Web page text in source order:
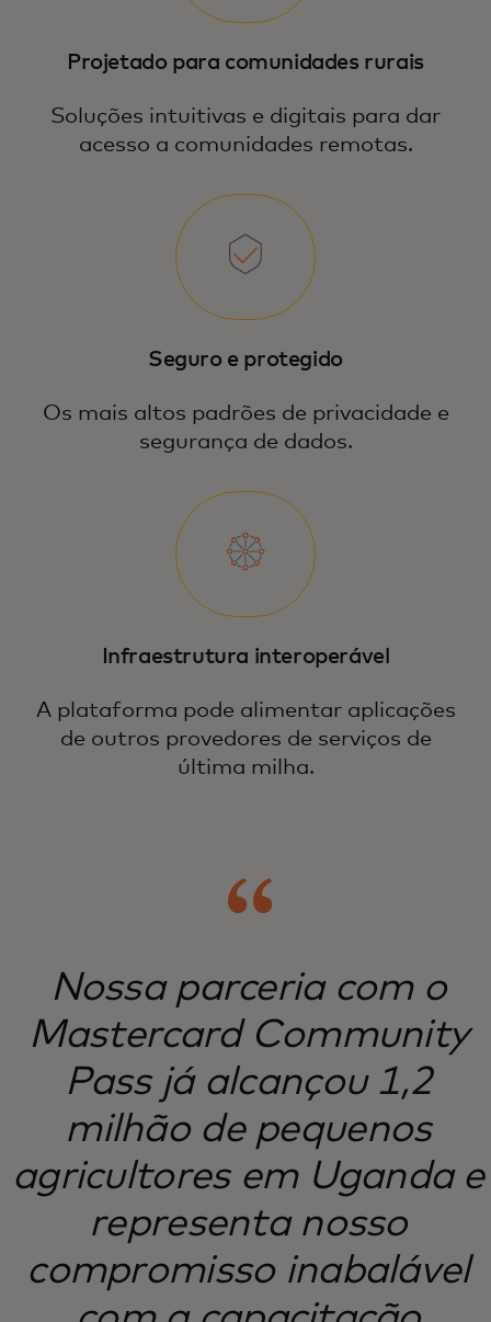
Projetado para comunidades rurais
Soluções intuitivas e digitais para dar
acesso a comunidades remotas.
Seguro e protegido
Os mais altos padrões de privacidade e
segurança de dados.
Infraestrutura interoperável
A plataforma pode alimentar aplicações
de outros provedores de serviços de
última milha.
Nossa parceria com o
Mastercard Community
Pass já alcançou 1,2
milhão de pequenos
agricultores em Uganda e
representa nosso
compromisso inabalável